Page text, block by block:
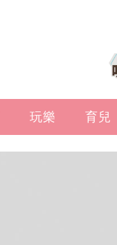
玩樂 育兒